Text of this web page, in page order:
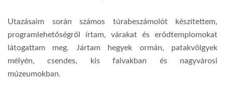
Utazásaim során számos túrabeszámolót készítettem,
programlehetőségről írtam, várakat és erődtemplomokat
látogattam meg. Jártam hegyek ormán, patakvölgyek
mélyén, csendes, kis falvakban és nagyvárosi
múzeumokban.